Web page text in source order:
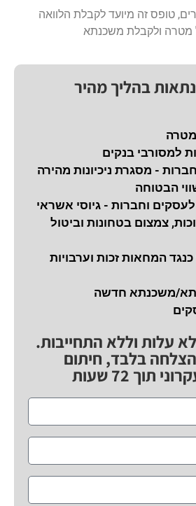
טופס זה מיועד לקבלת הלוואה
מטרה ולקבלת משכנתא
בהליך מהיר
למסורבי בנקים
- מסגרת ניכיונות מהירה
וחברות - גיוסי אשראי
צמצום בטחונות וביטול
המחאות זכות וערבויות
משכנתא חדשה
עלות וללא התחייבות.
בלבד, חיתום
תוך 72 שעות